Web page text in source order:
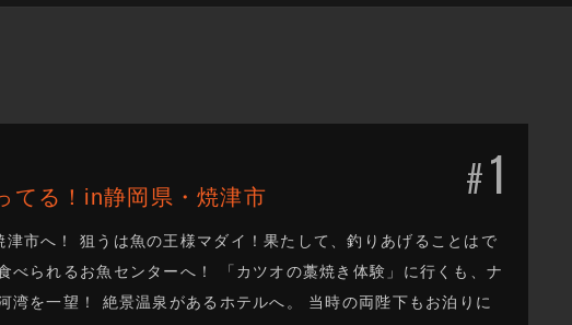
#1
てる！in静岡県・焼津市
市へ！ 狙うは魚の王様マダイ！果たして、釣りあげることはで
られるお魚センターへ！ 「カツオの藁焼き体験」に行くも、ナ
を一望！ 絶景温泉があるホテルへ。 当時の両陛下もお泊りに